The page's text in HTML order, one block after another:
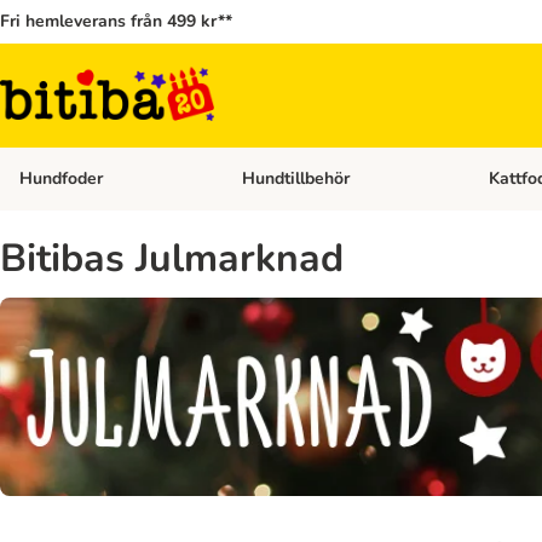
Fri hemleverans från 499 kr**
Hundfoder Open category menu: Hundfoder
Hundtillbehör Open
Bitibas Julmarknad